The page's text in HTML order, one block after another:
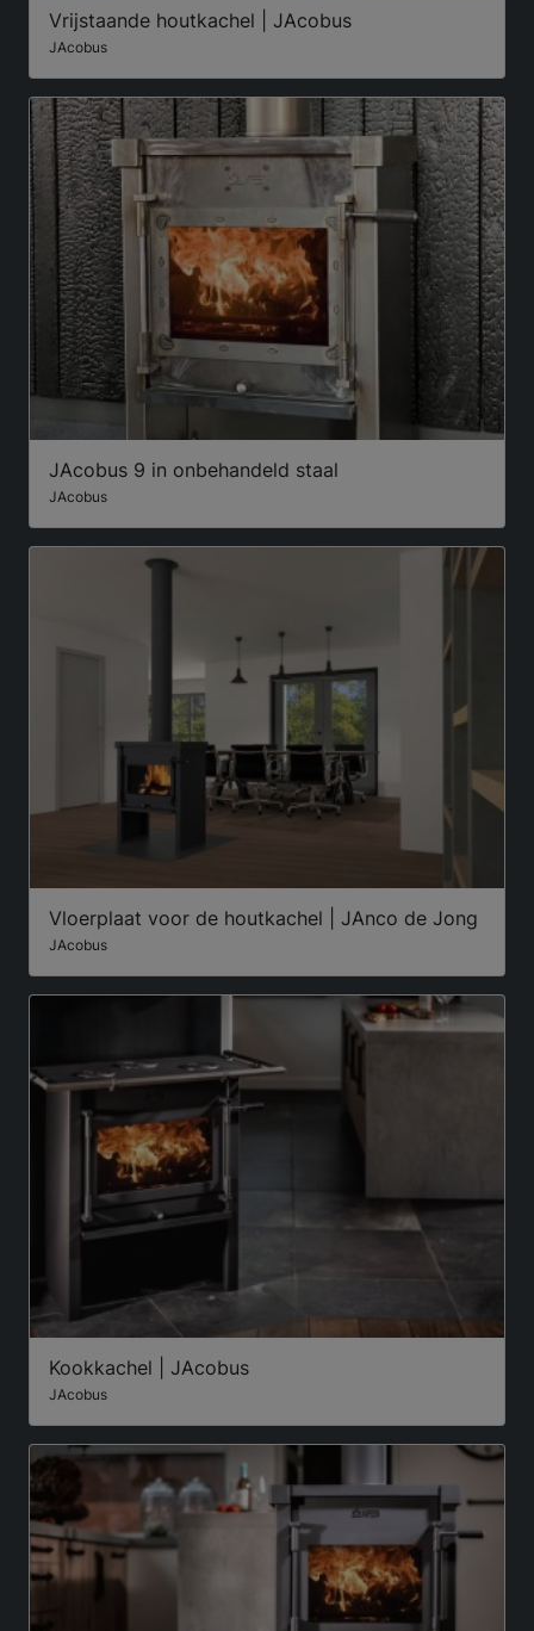
Vrijstaande houtkachel | JAcobus
JAcobus
JAcobus 9 in onbehandeld staal
JAcobus
Vloerplaat voor de houtkachel | JAnco de Jong
JAcobus
Kookkachel | JAcobus
JAcobus